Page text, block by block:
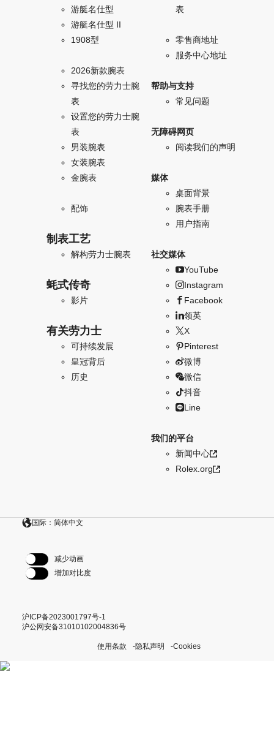
游艇名仕型
游艇名仕型 II
1908型
2026新款腕表
寻找您的劳力士腕
表
设置您的劳力士腕
表
男装腕表
女装腕表
金腕表
配饰
制表工艺
解构劳力士腕表
蚝式传奇
影片
有关劳力士
可持续发展
皇冠背后
历史
表
零售商地址
服务中心地址
帮助与支持
常见问题
无障碍网页
阅读我们的声明
媒体
桌面背景
腕表手册
用户指南
社交媒体
YouTube
Instagram
Facebook
领英
X
Pinterest
微博
微信
抖音
Line
我们的平台
新闻中心
Rolex.org
国际：简体中文
减少动画
增加对比度
沪ICP备2023001797号-1
沪公网安备31010102004836号
使用条款 隐私声明 Cookies